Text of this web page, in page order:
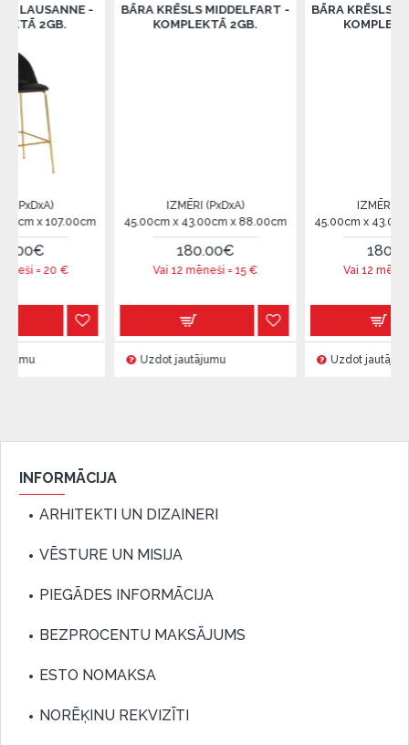
-
BĀRA KRĒSLS MIDDELFART -
KOMPLEKTĀ 2GB.
IZMĒRI (PxDxA)
45.00cm x 43.00cm x 88.00cm
Vai 12 mēneši =15 €
Uzdot jautājumu
BĀRA KRĒSLS
KOMPLEKTĀ 2GB.
IZMĒRI (PxDxA)
45.00cm x 43.00cm x
Vai 12 mēneši =15 €
Uzdot jautājumu
INFORMĀCIJA
ARHITEKTI UN DIZAINERI
VĒSTURE UN MISIJA
PIEGĀDES INFORMĀCIJA
BEZPROCENTU MAKSĀJUMS
ESTO NOMAKSA
NORĒĶINU REKVIZĪTI